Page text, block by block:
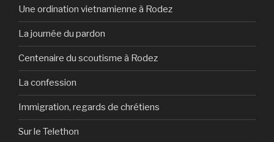
Une ordination vietnamienne à Rodez
La journée du pardon
Centenaire du scoutisme à Rodez
La confession
Immigration, regards de chrétiens
Sur le Telethon